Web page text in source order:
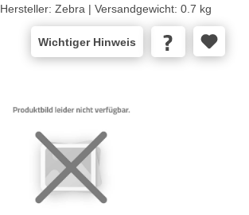
Hersteller: Zebra | Versandgewicht: 0.7 kg
Wichtiger Hinweis